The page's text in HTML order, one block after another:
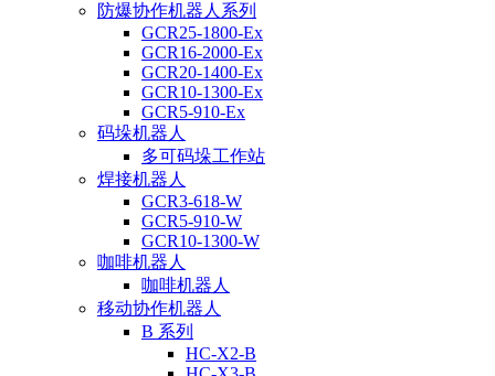
防爆协作机器人系列
GCR25-1800-Ex
GCR16-2000-Ex
GCR20-1400-Ex
GCR10-1300-Ex
GCR5-910-Ex
码垛机器人
多可码垛工作站
焊接机器人
GCR3-618-W
GCR5-910-W
GCR10-1300-W
咖啡机器人
咖啡机器人
移动协作机器人
B 系列
HC-X2-B